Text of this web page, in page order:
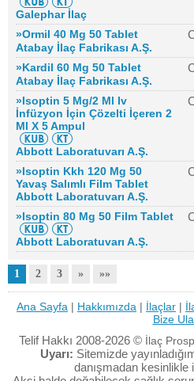
Galephar İlaç
»Ormil 40 Mg 50 Tablet
Atabay İlaç Fabrikası A.Ş.
»Kardil 60 Mg 50 Tablet
Atabay İlaç Fabrikası A.Ş.
»Isoptin 5 Mg/2 Ml Iv
İnfüzyon İçin Çözelti İçeren 2
Ml X 5 Ampul
Abbott Laboratuvarı A.Ş.
»Isoptin Kkh 120 Mg 50
Yavaş Salımlı Film Tablet
Abbott Laboratuvarı A.Ş.
»Isoptin 80 Mg 50 Film Tablet
Abbott Laboratuvarı A.Ş.
1 2 3 » »»
Ana Sayfa | Hakkımızda | İlaçlar |
Bize
Telif Hakkı 2008-2026 © İlaç
Uyarı: Sitemizde
danışmadan kesinlikle